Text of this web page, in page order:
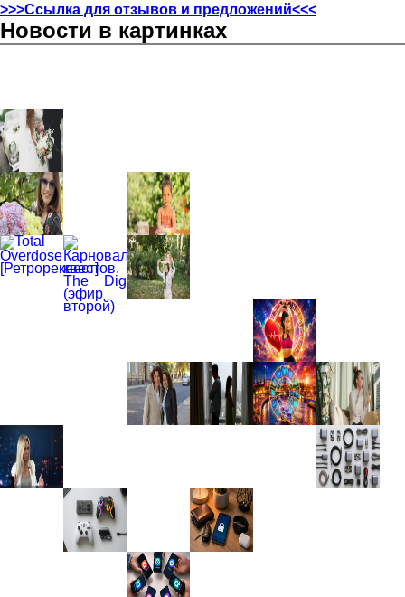
>>>Ссылка для отзывов и предложений<<<
Новости в картинках